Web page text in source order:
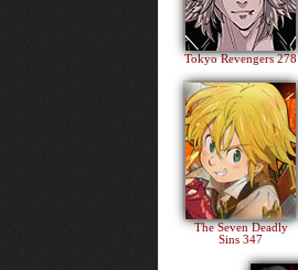
Tokyo Revengers 278
The Seven Deadly
Sins 347